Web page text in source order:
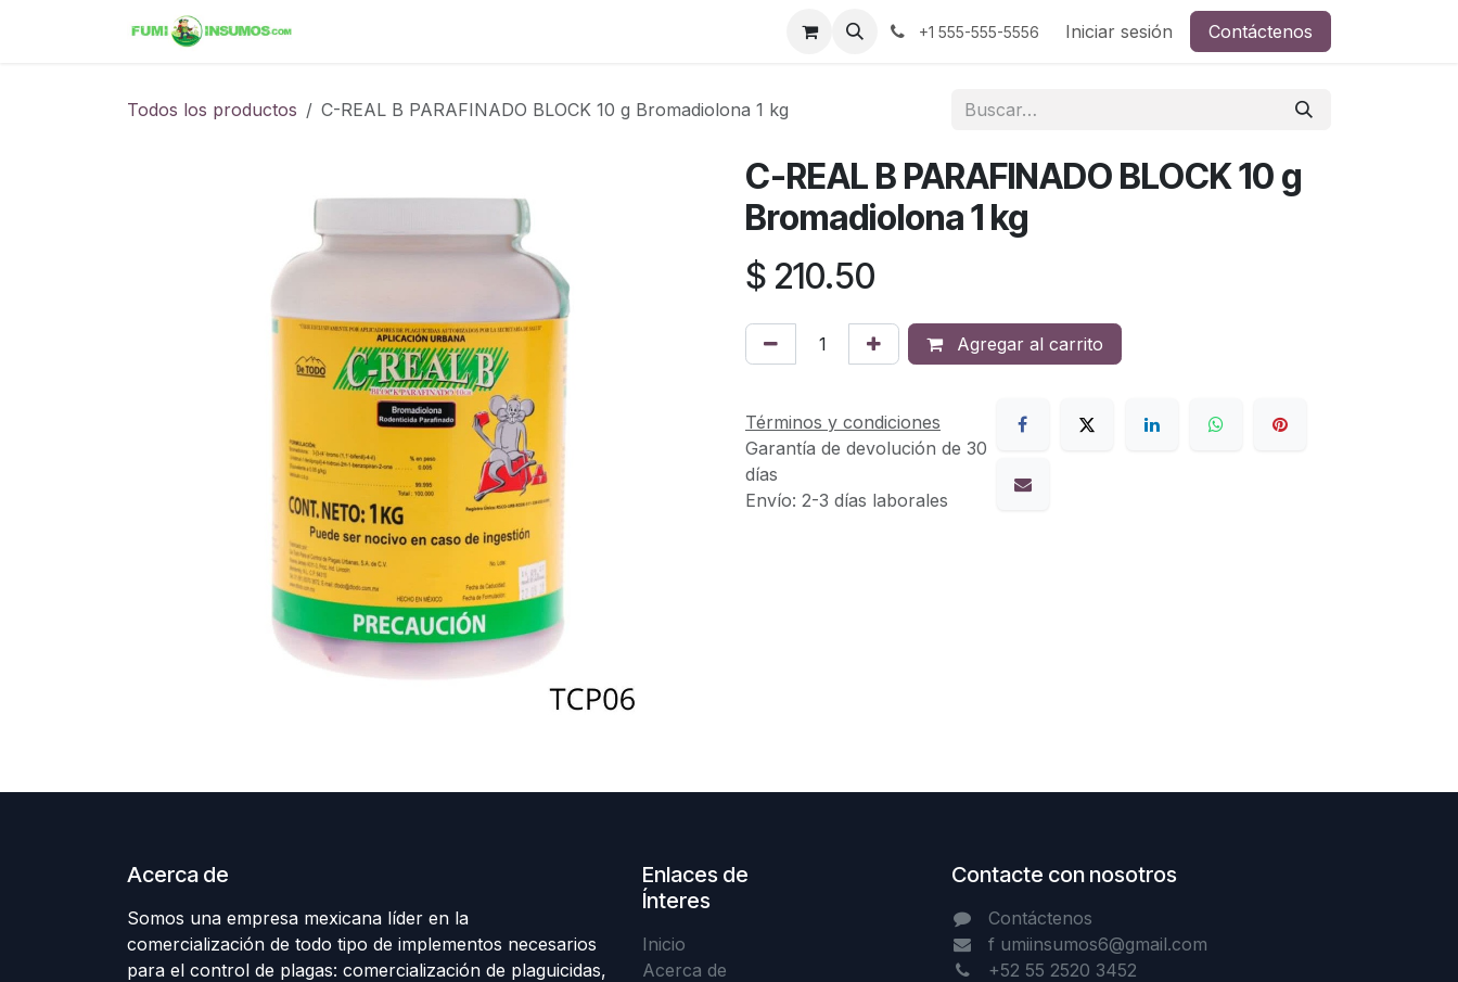
+1 555-555-5556 Iniciar sesión Contáctenos
Todos los productos C-REAL B PARAFINADO BLOCK 10 g Bromadiolona 1 kg
C-REAL B PARAFINADO BLOCK 10 g
Bromadiolona 1 kg
$ 210.50
Agregar al carrito
Términos y condiciones
Garantía de devolución de 30
días
Envío: 2-3 días laborales
Acerca de
Somos una empresa mexicana líder en la
comercialización de todo tipo de implementos necesarios
para el control de plagas: comercialización de plaguicidas,
Enlaces de
Ínteres
Inicio
Acerca de
Contacte con nosotros
Contáctenos
f umiinsumos6@gmail.com
+52 55 2520 3452